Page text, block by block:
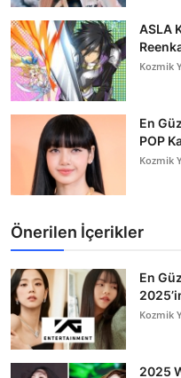
ASLA
Kozmik
En
POP
Kozmik
Önerilen İçerikler
En
Kozmik
2025